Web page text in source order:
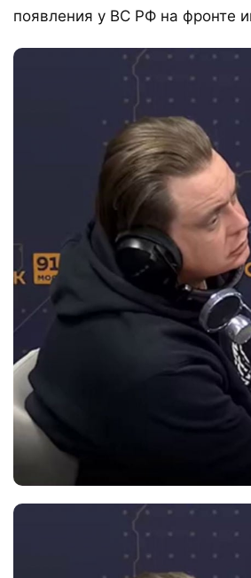
появления у ВС РФ на фронте